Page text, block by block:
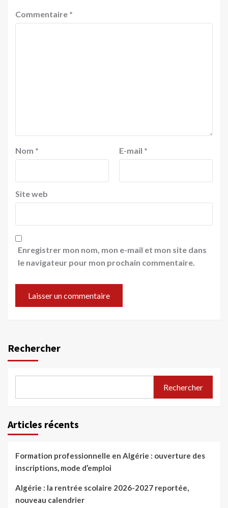
Commentaire *
Nom * E-mail *
Site web
Enregistrer mon nom, mon e-mail et mon site dans
le navigateur pour mon prochain commentaire.
Rechercher
Rechercher
Articles récents
Formation professionnelle en Algérie : ouverture des
inscriptions, mode d’emploi
Algérie : la rentrée scolaire 2026-2027 reportée,
nouveau calendrier